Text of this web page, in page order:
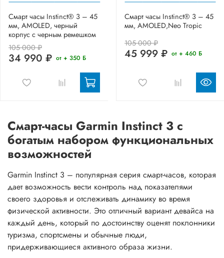
Смарт часы Instinct® 3 – 45
мм, AMOLED, черный
корпус с черным ремешком
105 000 ₽
34 990 ₽ от + 350 Б
Смарт часы Instinct® 3 – 45
мм, AMOLED,Neo Tropic
105 000 ₽
45 999 ₽ от + 460 Б
Смарт-часы Garmin Instinct 3 с
богатым набором функциональных
возможностей
Garmin Instinct 3 – популярная серия смарт-часов, которая
дает возможность вести контроль над показателями
своего здоровья и отслеживать динамику во время
физической активности. Это отличный вариант девайса на
каждый день, который по достоинству оценят поклонники
туризма, спортсмены и обычные люди,
придерживающиеся активного образа жизни.